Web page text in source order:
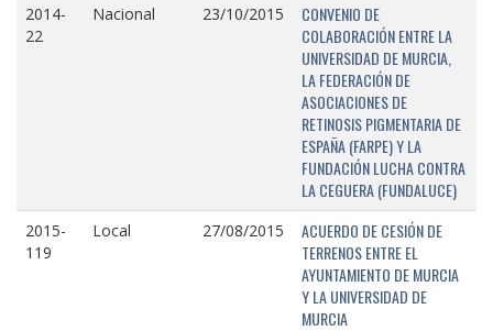
2014-
22
Nacional 23/10/2015
CONVENIO DE
COLABORACIÓN ENTRE LA
UNIVERSIDAD DE MURCIA,
LA FEDERACIÓN DE
ASOCIACIONES DE
RETINOSIS PIGMENTARIA DE
ESPAÑA (FARPE) Y LA
FUNDACIÓN LUCHA CONTRA
LA CEGUERA (FUNDALUCE)
2015-
119
Local 27/08/2015
ACUERDO DE CESIÓN DE
TERRENOS ENTRE EL
AYUNTAMIENTO DE MURCIA
Y LA UNIVERSIDAD DE
MURCIA